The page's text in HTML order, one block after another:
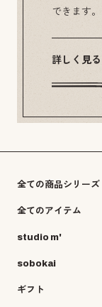
できます。
詳しく見る
全ての商品シリーズ
全てのアイテム
studio m'
sobokai
ギフト